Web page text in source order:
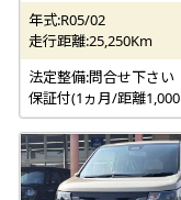
年式:R05/02
走行距離:25,250Km
法定整備:問合せ下さい
保証付(1ヵ月/距離